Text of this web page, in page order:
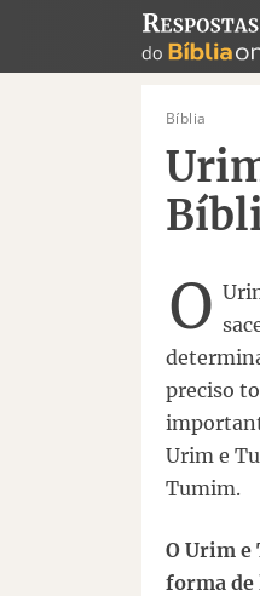
Bíblia
O
preciso
Urim e
Tumim.
O Urim e
forma de